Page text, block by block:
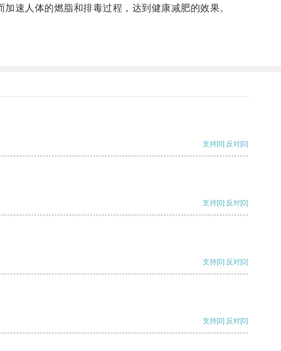
速人体的燃脂和排毒过程，达到健康减肥的效果。
支持[0] 反对[0]
支持[0] 反对[0]
支持[0] 反对[0]
支持[0] 反对[0]